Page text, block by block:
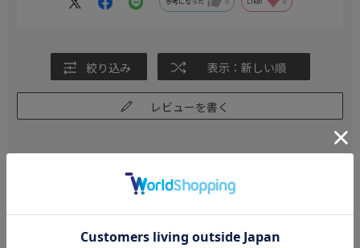
絞り込み 表示：新しい順
レビューを書く
商品を絞る